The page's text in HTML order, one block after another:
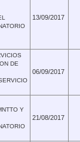
13/09/2017
DE
06/09/2017
Y
21/08/2017